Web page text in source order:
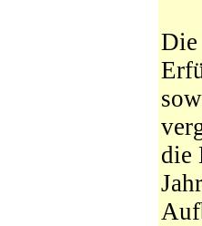
Die
die